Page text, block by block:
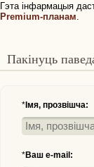
Гэта інфармацыя
Premium-планам.
Пакінуць
* Імя, прозвішча:
*Ваш e-mail: